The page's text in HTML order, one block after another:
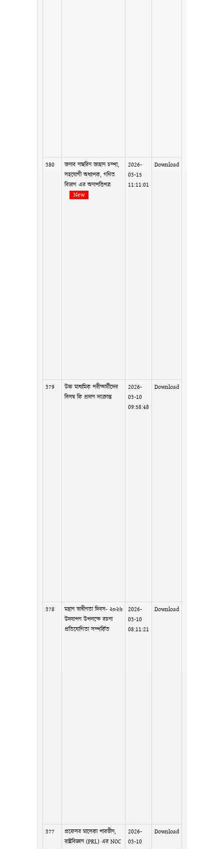
380
জনাব নাছরিন জাহান চম্পা,
সহযোগী অধ্যাপক, গণিত
বিভাগ এর অনাপত্তিপত্র
New
2026-
03-15
11:11:01
Download
379
উচ্চ মাধ্যমিক পরীক্ষার্থীদের
বিলম্ব ফি প্রদান দংক্রান্ত
2026-
03-10
09:58:48
Download
378
মহান স্বাধীনতা দিবস- ২০২৬
উদযাপন উপলক্ষে রচনা
প্রতিযোগিতা সম্পর্কিত
2026-
03-10
08:11:21
Download
377
প্রফেসর মালেকা পারভীন,
রাষ্ট্রবিজ্ঞান (PRL) এর NOC
2026-
03-10
Download